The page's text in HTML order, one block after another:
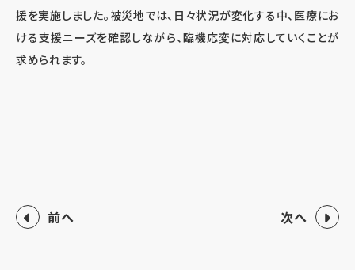
援を実施しました。被災地では、日々状況が変化する中、医療にお
ける支援ニーズを確認しながら、臨機応変に対応していくことが
求められます。
前へ 次へ